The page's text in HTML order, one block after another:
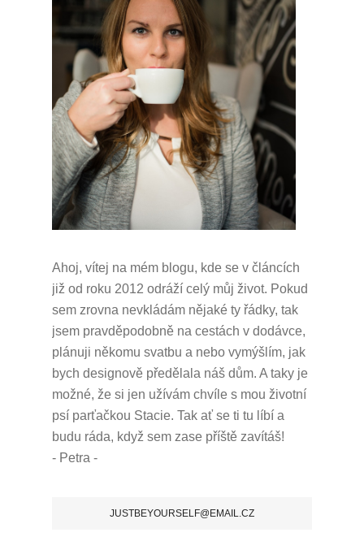
Ahoj, vítej na mém blogu, kde se v článcích
již od roku 2012 odráží celý můj život. Pokud
sem zrovna nevkládám nějaké ty řádky, tak
jsem pravděpodobně na cestách v dodávce,
plánuji někomu svatbu a nebo vymýšlím, jak
bych designově předělala náš dům. A taky je
možné, že si jen užívám chvíle s mou životní
psí parťačkou Stacie. Tak ať se ti tu líbí a
budu ráda, když sem zase příště zavítáš!
- Petra -
JUSTBEYOURSELF@EMAIL.CZ